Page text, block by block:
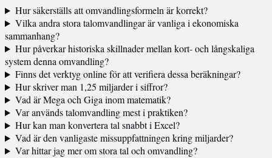
Hur säkerställs att omvandlingsformeln är korrekt?
Vilka andra stora talomvandlingar är vanliga i ekonomiska
sammanhang?
Hur påverkar historiska skillnader mellan kort- och långskaliga
system denna omvandling?
Finns det verktyg online för att verifiera dessa beräkningar?
Hur skriver man 1,25 miljarder i siffror?
Vad är Mega och Giga inom matematik?
Var används talomvandling mest i praktiken?
Hur kan man konvertera tal snabbt i Excel?
Vad är den vanligaste missuppfattningen kring miljarder?
Var hittar jag mer om stora tal och omvandling?